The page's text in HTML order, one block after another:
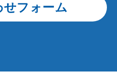
せフォーム